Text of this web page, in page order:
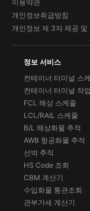
이용약관
개인정보취급방침
개인정보 제 3자 제공 및
정보 서비스
컨테이너 터미널 스
컨테이너 터미널 작
FCL 해상 스케줄
LCL/RAIL 스케줄
B/L 해상화물 추적
AWB 항공화물 추적
선박 추적
HS Code 조회
CBM 계산기
수입화물 통관조회
관부가세 계산기